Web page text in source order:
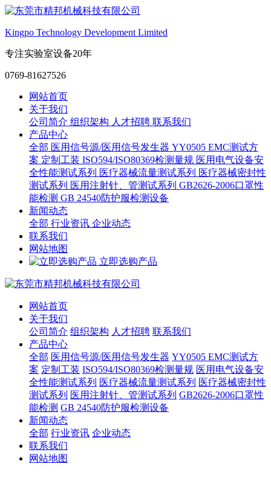
Kingpo Technology Development Limited
专注实验室设备20年
0769-81627526
网站首页
关于我们
公司简介 组织架构 人才招聘 联系我们
产品中心
全部 医用信号源/医用信号发生器 YY0505 EMC测试方
案 定制工装 ISO594/ISO80369检测量规 医用电气设备安
全性能测试系列 医疗器械流量测试系列 医疗器械密封性
测试系列 医用注射针、管测试系列 GB2626-2006口罩性
能检测 GB 24540防护服检测设备
新闻动态
全部 行业资讯 企业动态
联系我们
网站地图
立即选购产品
网站首页
关于我们
公司简介 组织架构 人才招聘 联系我们
产品中心
全部 医用信号源/医用信号发生器 YY0505 EMC测试方
案 定制工装 ISO594/ISO80369检测量规 医用电气设备安
全性能测试系列 医疗器械流量测试系列 医疗器械密封性
测试系列 医用注射针、管测试系列 GB2626-2006口罩性
能检测 GB 24540防护服检测设备
新闻动态
全部 行业资讯 企业动态
联系我们
网站地图